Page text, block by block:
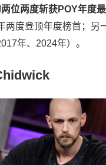
位两度斩获POY年度
两度登顶年度榜首；另
年、2024年）。